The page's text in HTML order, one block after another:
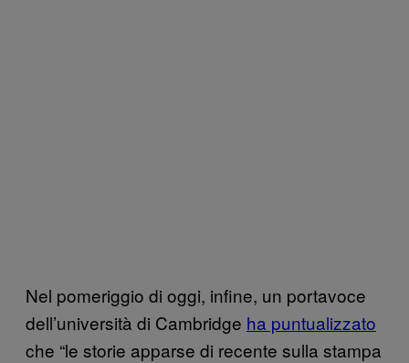
Nel pomeriggio di oggi, infine, un portavoce
dell’università di Cambridge ha puntualizzato
che “le storie apparse di recente sulla stampa